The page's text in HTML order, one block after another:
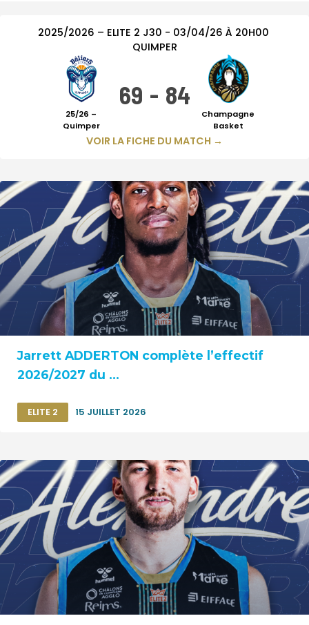
2025/2026 – ELITE 2 J30 - 03/04/26 À 20H00
QUIMPER
Champagne
Basket
84
-
69
25/26 –
Quimper
VOIR LA FICHE DU MATCH →
Jarrett ADDERTON complète l’effectif
2026/2027 du ...
ELITE 2 15 JUILLET 2026